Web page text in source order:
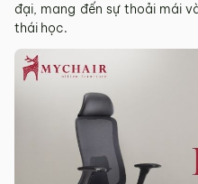
đại, mang đến sự thoải mái
thái học.